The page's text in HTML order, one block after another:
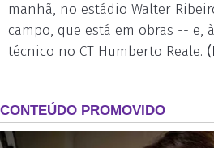
manhã, no estádio Walter
campo, que está em obras -- e,
técnico no CT Humberto Reale.